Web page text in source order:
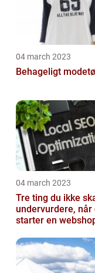
04 march 2023
Behageligt
04 march 2023
Tre ting du ikke
undervurdere, når
starter en